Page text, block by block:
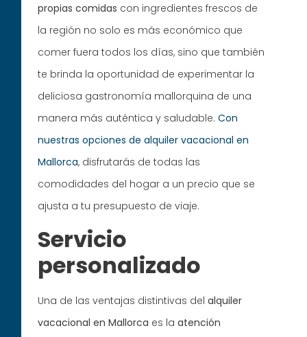
propias comidas con ingredientes frescos de
la región no solo es más económico que
comer fuera todos los días, sino que también
te brinda la oportunidad de experimentar la
deliciosa gastronomía mallorquina de una
manera más auténtica y saludable.Con
nuestras opciones de alquiler vacacional en
Mallorca, disfrutarás de todas las
comodidades del hogar a un precio que se
ajusta a tu presupuesto de viaje.
Servicio
personalizado
Una de las ventajas distintivas delalquiler
vacacional en Mallorca es laatención